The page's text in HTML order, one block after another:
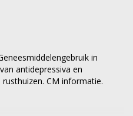
Mitchell et al.,
Azermai et al.
om medicatie
het opsporen van
gespendeerd worden
uitgaan van de
in
antidepressiva en
CM informatie.